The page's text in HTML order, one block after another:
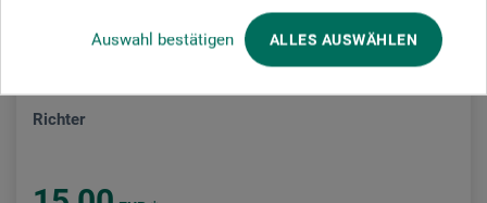
Auswahl bestätigen ALLES AUSWÄHLEN
Richter